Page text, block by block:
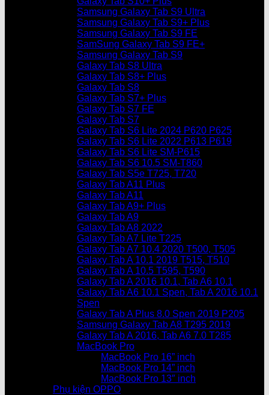
Samsung Galaxy Tab S9 Ultra
Samsung Galaxy Tab S9+ Plus
Samsung Galaxy Tab S9 FE
SamSung Galaxy Tab S9 FE+
Samsung Galaxy Tab S9
Galaxy Tab S8 Ultra
Galaxy Tab S8+ Plus
Galaxy Tab S8
Galaxy Tab S7+ Plus
Galaxy Tab S7 FE
Galaxy Tab S7
Galaxy Tab S6 Lite 2024 P620 P625
Galaxy Tab S6 Lite 2022 P613 P619
Galaxy Tab S6 Lite SM-P615
Galaxy Tab S6 10.5 SM-T860
Galaxy Tab S5e T725, T720
Galaxy Tab A11 Plus
Galaxy Tab A11
Galaxy Tab A9+ Plus
Galaxy Tab A9
Galaxy Tab A8 2022
Galaxy Tab A7 Lite T225
Galaxy Tab A7 10.4 2020 T500, T505
Galaxy Tab A 10.1 2019 T515, T510
Galaxy Tab A 10.5 T595, T590
Galaxy Tab A 2016 10.1, Tab A6 10.1
Galaxy Tab A6 10.1 Spen, Tab A 2016 10.1
Spen
Galaxy Tab A Plus 8.0 Spen 2019 P205
Samsung Galaxy Tab A8 T295 2019
Galaxy Tab A 2016, Tab A6 7.0 T285
MacBook Pro
MacBook Pro 16” inch
MacBook Pro 14” inch
MacBook Pro 13″ inch
Phụ kiện OPPO